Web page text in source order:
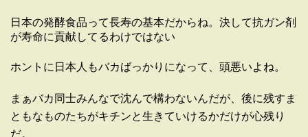
日本の発酵食品って長寿の基本だからね。決して抗ガン剤
が寿命に貢献してるわけではない
ホントに日本人もバカばっかりになって、頭悪いよね。
まぁバカ同士みんなで沈んで構わないんだが、後に残すま
ともなものたちがキチンと生きていけるかだけが心残り
だ。